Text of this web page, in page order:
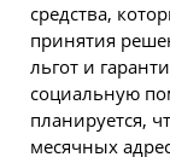
средства,
принятия
льгот и
социальную
планируется,
месячных